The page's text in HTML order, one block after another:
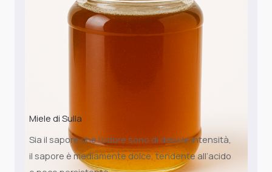
Miele di Sulla
Sia il sapore che l’odore sono di debole intensità,
il sapore è mediamente dolce, tendente all’acido